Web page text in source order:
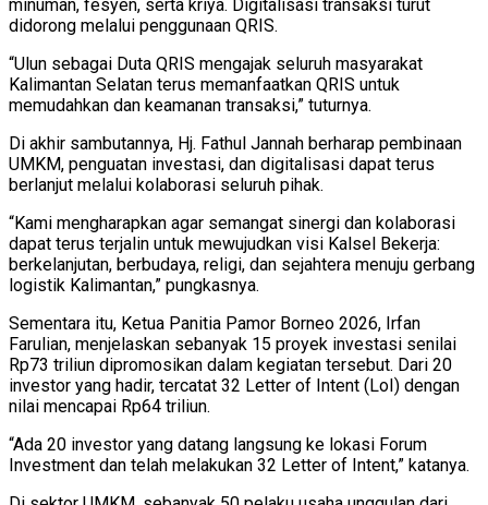
minuman, fesyen, serta kriya. Digitalisasi transaksi turut
didorong melalui penggunaan QRIS.
“Ulun sebagai Duta QRIS mengajak seluruh masyarakat
Kalimantan Selatan terus memanfaatkan QRIS untuk
memudahkan dan keamanan transaksi,” tuturnya.
Di akhir sambutannya, Hj. Fathul Jannah berharap pembinaan
UMKM, penguatan investasi, dan digitalisasi dapat terus
berlanjut melalui kolaborasi seluruh pihak.
“Kami mengharapkan agar semangat sinergi dan kolaborasi
dapat terus terjalin untuk mewujudkan visi Kalsel Bekerja:
berkelanjutan, berbudaya, religi, dan sejahtera menuju gerbang
logistik Kalimantan,” pungkasnya.
Sementara itu, Ketua Panitia Pamor Borneo 2026, Irfan
Farulian, menjelaskan sebanyak 15 proyek investasi senilai
Rp73 triliun dipromosikan dalam kegiatan tersebut. Dari 20
investor yang hadir, tercatat 32 Letter of Intent (LoI) dengan
nilai mencapai Rp64 triliun.
“Ada 20 investor yang datang langsung ke lokasi Forum
Investment dan telah melakukan 32 Letter of Intent,” katanya.